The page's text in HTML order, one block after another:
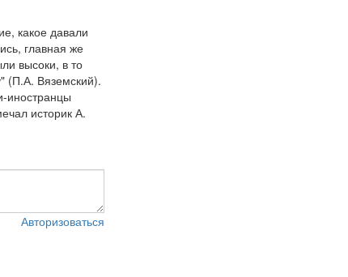
какое давали
главная же
высоки, в то
(П.А. Вяземский).
иностранцы
историк А.
Авторизоваться